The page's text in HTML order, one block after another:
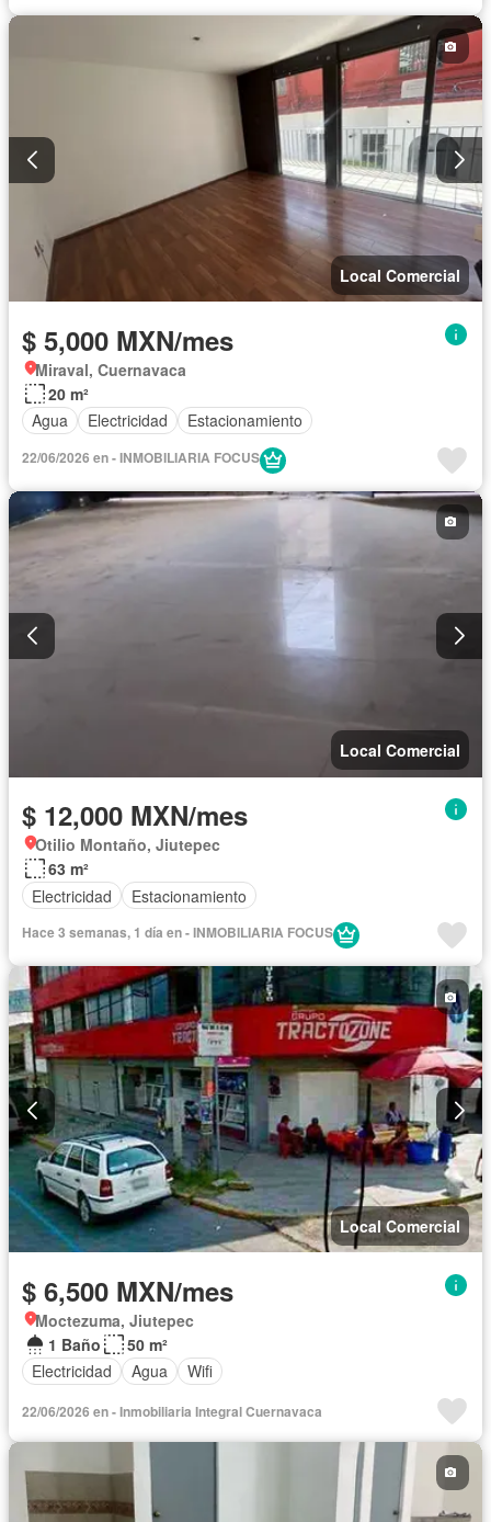
Local Comercial
$ 5,000 MXN/mes
Miraval, Cuernavaca
20 m²
Agua
Electricidad Estacionamiento
22/06/2026 en - INMOBILIARIA FOCUS
Local Comercial
$ 12,000 MXN/mes
Otilio Montaño, Jiutepec
63 m²
Electricidad
Estacionamiento
Hace 3 semanas, 1 día en - INMOBILIARIA FOCUS
Local Comercial
$ 6,500 MXN/mes
Moctezuma, Jiutepec
1 Baño
50 m²
Electricidad
Agua Wifi
22/06/2026 en - Inmobiliaria Integral Cuernavaca